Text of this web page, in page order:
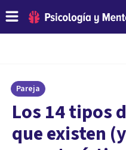
Pareja
Los 14 tipos
que existen